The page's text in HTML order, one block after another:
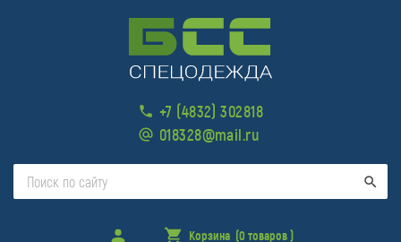
+7 (4832) 302818
018328@mail.ru
Войти
Корзина (0 товаров )